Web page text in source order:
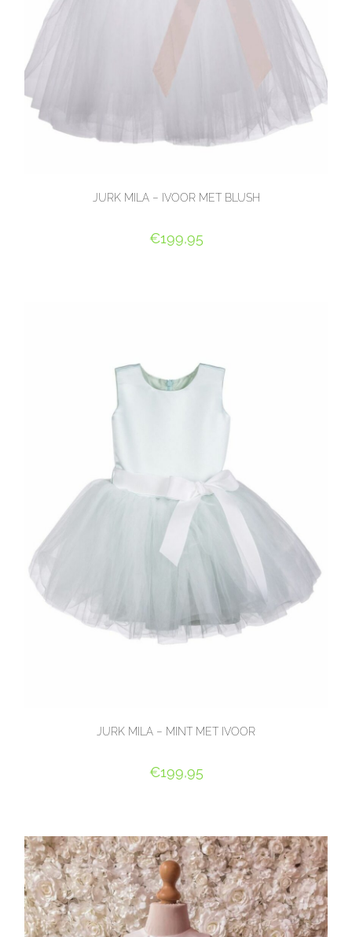
JURK MILA – IVOOR MET BLUSH
€199,95
JURK MILA – MINT MET IVOOR
€199,95